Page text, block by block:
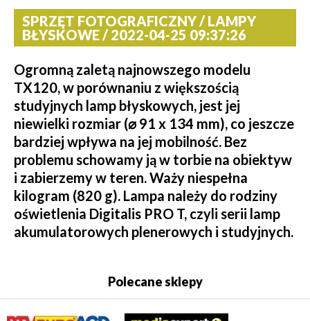
SPRZĘT FOTOGRAFICZNY / LAMPY
BŁYSKOWE / 2022-04-25 09:37:26
Ogromną zaletą najnowszego modelu
TX120, w porównaniu z większością
studyjnych lamp błyskowych, jest jej
niewielki rozmiar (⌀ 91 x 134 mm), co jeszcze
bardziej wpływa na jej mobilność. Bez
problemu schowamy ją w torbie na obiektyw
i zabierzemy w teren. Waży niespełna
kilogram (820 g). Lampa należy do rodziny
oświetlenia Digitalis PRO T, czyli serii lamp
akumulatorowych plenerowych i studyjnych.
Polecane sklepy